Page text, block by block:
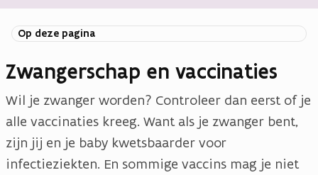
n
Op deze pagina
Zwangerschap en vaccinaties
Wil je zwanger worden? Controleer dan eerst of je
alle vaccinaties kreeg. Want als je zwanger bent,
zijn jij en je baby kwetsbaarder voor
infectieziekten. En sommige vaccins mag je niet